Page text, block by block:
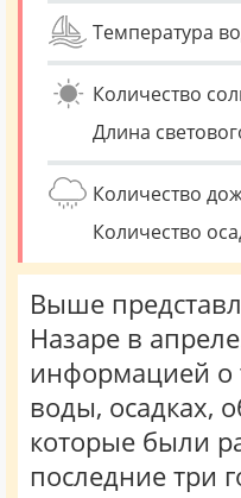
Температура
Количество
Длина
Количество
Количество
Выше
Назаре в
информацией о
воды, осадках,
которые были
последние три